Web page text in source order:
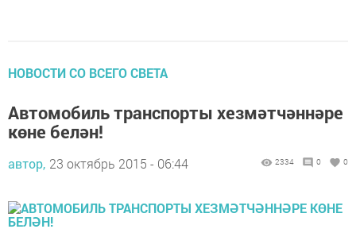
НОВОСТИ СО ВСЕГО СВЕТА
Автомобиль транспорты хезмәтчәннәре
көне белән!
автор, 23 октябрь 2015 - 06:44 2334 0 0